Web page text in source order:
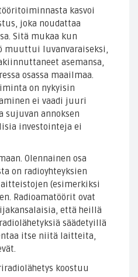
kasvoi
joka noudattaa
Sitä mukaa kun
muuttui luvanvaraiseksi,
asemansa,
osassa maailmaa.
on nykyisin
ei vaadi juuri
annoksen
investointeja ei
Olennainen osa
on radioyhteyksien
(esimerkiksi
Radioamatöörit ovat
että heillä
säädetyillä
itse niitä laitteita,
koostuu